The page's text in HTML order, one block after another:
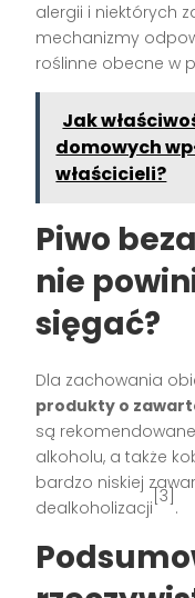
alergii i niektórych
mechanizmy
roślinne obecne w
Jak
domowych
właścicieli?
Piwo
nie
sięgać?
Dla zachowania
produkty o
są
alkoholu, a także
bardzo niskiej
dealkoholizacji
[3]
.